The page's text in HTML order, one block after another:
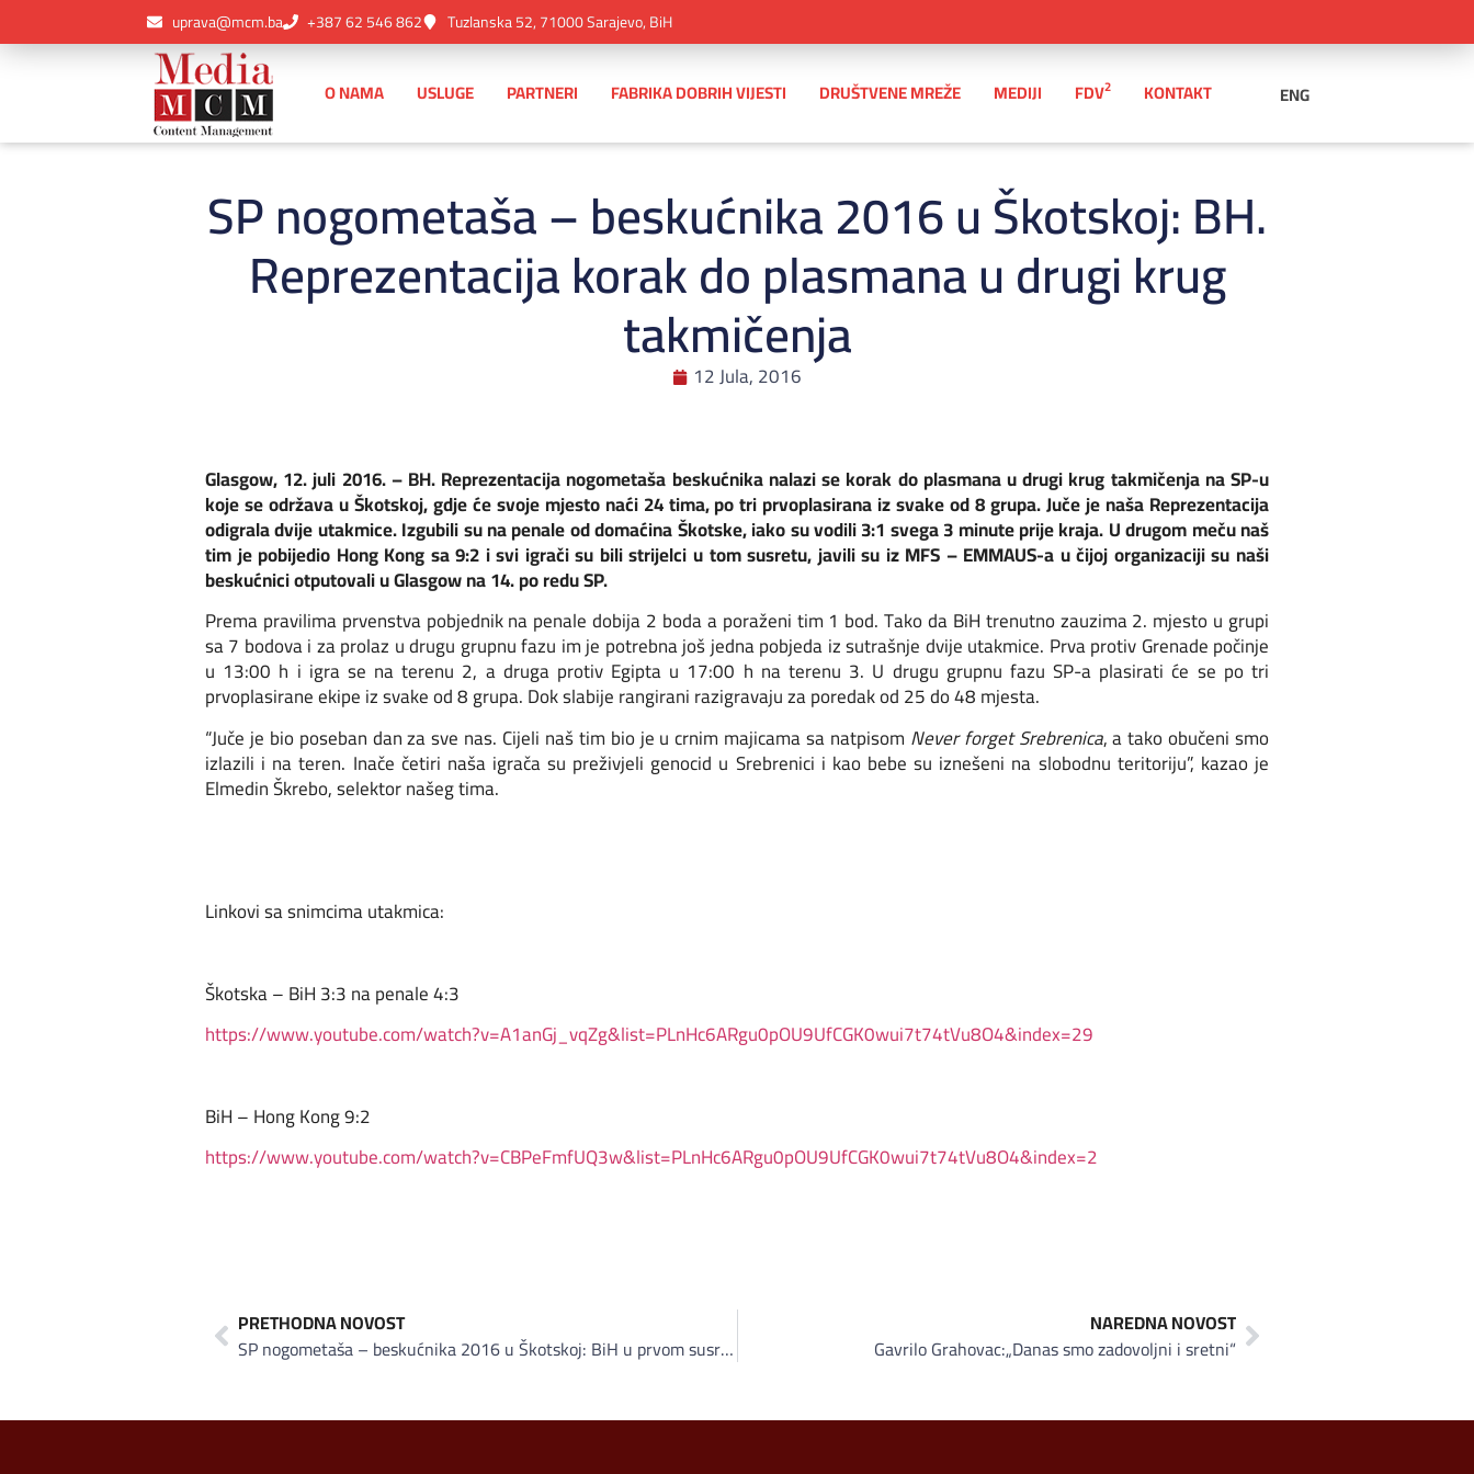
uprava@mcm.ba +387 62 546 862 Tuzlanska 52, 71000 Sarajevo, BiH
O NAMA USLUGE PARTNERI FABRIKA DOBRIH VIJESTI DRUŠTVENE MREŽE MEDIJI FDV2 KONTAKT ENG
SP nogometaša – beskućnika 2016 u Škotskoj: BH.
Reprezentacija korak do plasmana u drugi krug
takmičenja
12 Jula, 2016
Glasgow, 12. juli 2016. – BH. Reprezentacija nogometaša beskućnika nalazi se korak do plasmana u drugi krug takmičenja na SP-u
koje se održava u Škotskoj, gdje će svoje mjesto naći 24 tima, po tri prvoplasirana iz svake od 8 grupa. Juče je naša Reprezentacija
odigrala dvije utakmice. Izgubili su na penale od domaćina Škotske, iako su vodili 3:1 svega 3 minute prije kraja. U drugom meču naš
tim je pobijedio Hong Kong sa 9:2 i svi igrači su bili strijelci u tom susretu, javili su iz MFS – EMMAUS-a u čijoj organizaciji su naši
beskućnici otputovali u Glasgow na 14. po redu SP.
Prema pravilima prvenstva pobjednik na penale dobija 2 boda a poraženi tim 1 bod. Tako da BiH trenutno zauzima 2. mjesto u grupi
sa 7 bodova i za prolaz u drugu grupnu fazu im je potrebna još jedna pobjeda iz sutrašnje dvije utakmice. Prva protiv Grenade počinje
u 13:00 h i igra se na terenu 2, a druga protiv Egipta u 17:00 h na terenu 3. U drugu grupnu fazu SP-a plasirati će se po tri
prvoplasirane ekipe iz svake od 8 grupa. Dok slabije rangirani razigravaju za poredak od 25 do 48 mjesta.
“Juče je bio poseban dan za sve nas. Cijeli naš tim bio je u crnim majicama sa natpisom Never forget Srebrenica, a tako obučeni smo
izlazili i na teren. Inače četiri naša igrača su preživjeli genocid u Srebrenici i kao bebe su iznešeni na slobodnu teritoriju”, kazao je
Elmedin Škrebo, selektor našeg tima.
Linkovi sa snimcima utakmica:
Škotska – BiH 3:3 na penale 4:3
https://www.youtube.com/watch?v=A1anGj_vqZg&list=PLnHc6ARgu0pOU9UfCGK0wui7t74tVu8O4&index=29
BiH – Hong Kong 9:2
https://www.youtube.com/watch?v=CBPeFmfUQ3w&list=PLnHc6ARgu0pOU9UfCGK0wui7t74tVu8O4&index=2
PRETHODNA NOVOST
SP nogometaša – beskućnika 2016 u Škotskoj: BiH u prvom susretu pobijedila Norvešku rezultatom 11:2
NAREDNA NOVOST
Gavrilo Grahovac:„Danas smo zadovoljni i sretni“